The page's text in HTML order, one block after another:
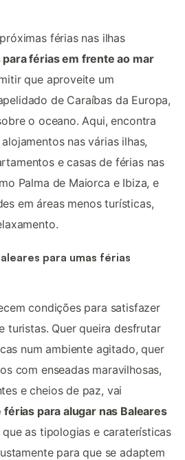
férias nas ilhas
para férias em frente ao mar
que aproveite um
de Caraíbas da Europa,
o oceano. Aqui, encontra
nas várias ilhas,
e casas de férias nas
Palma de Maiorca e Ibiza, e
em áreas menos turísticas,
para umas férias
condições para satisfazer
turistas. Quer queira desfrutar
num ambiente agitado, quer
com enseadas maravilhosas,
e cheios de paz, vai
férias para alugar nas Baleares
as tipologias e caraterísticas
para que se adaptem